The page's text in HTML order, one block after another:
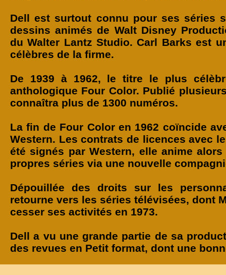
Dell est surtout connu pour ses séries
dessins animés de Walt Disney
du Walter Lantz Studio. Carl Barks est
célèbres de la firme.
De 1939 à 1962, le titre le plus
anthologique Four Color. Publié
connaîtra plus de 1300 numéros.
La fin de Four Color en 1962 coïncide
Western. Les contrats de licences avec
été signés par Western, elle anime
propres séries via une nouvelle
Dépouillée des droits sur les
retourne vers les séries télévisées, dont
cesser ses activités en 1973.
Dell a vu une grande partie de sa
des revues en Petit format, dont une